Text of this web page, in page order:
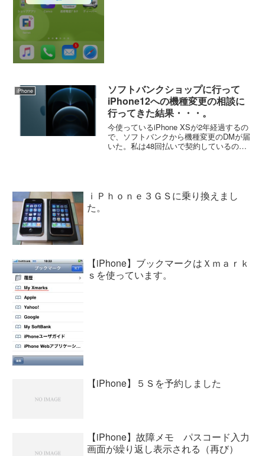
iPhone
ソフトバンクショップに行って
iPhone12への機種変更の相談に
行ってきた結果・・・。
今使っているiPhone XSが2年経過するの
で、ソフトバンクから機種変更のDMが届
いた。私は48回払いで契約しているの
ｉＰｈｏｎｅ３ＧＳに乗り換えまし
た。
【iPhone】ブックマークはＸｍａｒｋ
ｓを使っています。
【iPhone】５Ｓを予約しました
【iPhone】故障メモ パスコード入力
画面が繰り返し表示される（再び）